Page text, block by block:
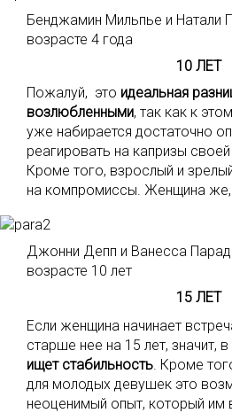
Бенджамин Мильпье и Натали
возрасте 4 года
10 ЛЕТ
Пожалуй, это идеальная
возлюбленными, так как к
уже набирается достаточно
реагировать на капризы
Кроме того, взрослый и
на компромиссы. Женщина
Джонни Депп и Ванесса
возрасте 10 лет
15 ЛЕТ
Если женщина начинает
старше нее на 15 лет, значит,
ищет стабильность. Кроме
для молодых девушек это
неоценимый опыт, который им